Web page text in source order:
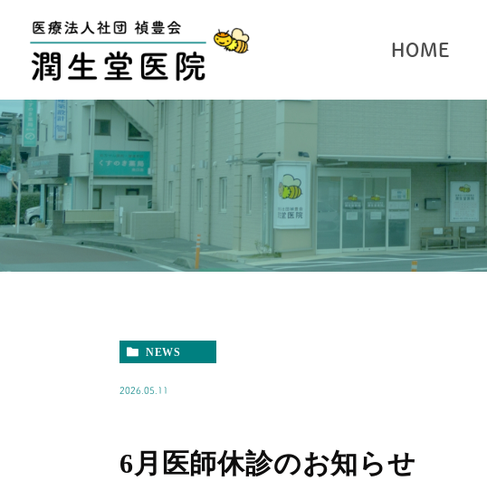
HOME
NEWS
2026.05.11
6月医師休診のお知らせ